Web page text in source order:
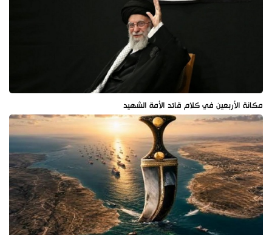
مكانة الأربعين في كلام قائد الأمة الشهيد